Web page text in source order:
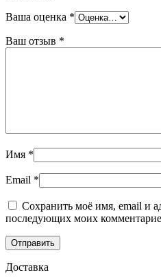
Ваша оценка *
Ваш отзыв *
Имя *
Email *
Сохранить моё имя, email и
последующих моих
Доставка